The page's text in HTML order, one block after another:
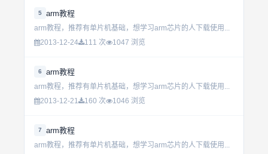
5 arm教程
arm教程，推荐有单片机基础，想学习arm芯片的人下载使用...
2013-12-24
111 次 1047 浏览
6 arm教程
arm教程，推荐有单片机基础，想学习arm芯片的人下载使用...
2013-12-21
160 次 1046 浏览
7 arm教程
arm教程，推荐有单片机基础，想学习arm芯片的人下载使用...